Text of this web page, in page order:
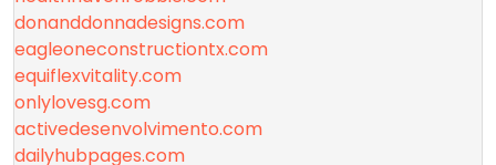
donanddonnadesigns.com
eagleoneconstructiontx.com
equiflexvitality.com
onlylovesg.com
activedesenvolvimento.com
dailyhubpages.com